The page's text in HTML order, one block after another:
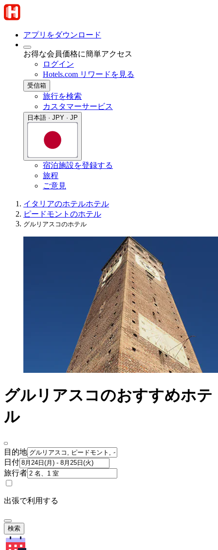
アプリをダウンロード
お得な会員価格に簡単アクセス
ログイン
Hotels.com リワードを見る
受信箱
旅行を検索
カスタマーサービス
日本語 · JPY · JP
宿泊施設を登録する
旅程
ご意見
イタリアのホテルホテル
ピードモントのホテル
グルリアスコのホテル
グルリアスコのおすすめホテ
ル
目的地
日付
旅行者
出張で利用する
検索